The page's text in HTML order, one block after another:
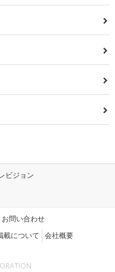
ビジョン
お問い合わせ
載について 会社概要